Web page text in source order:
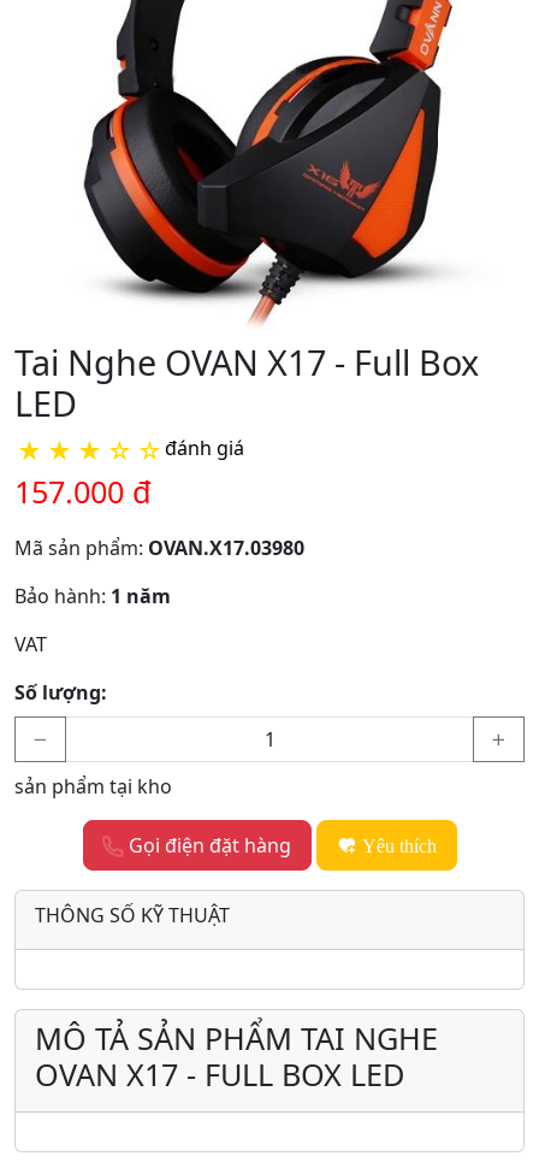
Tai Nghe OVAN X17 - Full Box
LED
★ ★ ★ ☆ ☆đánh giá
157.000 đ
Mã sản phẩm: OVAN.X17.03980
Bảo hành: 1 năm
VAT
Số lượng:
sản phẩm tại kho
Gọi điện đặt hàng Yêu thích
THÔNG SỐ KỸ THUẬT
MÔ TẢ SẢN PHẨM TAI NGHE
OVAN X17 - FULL BOX LED